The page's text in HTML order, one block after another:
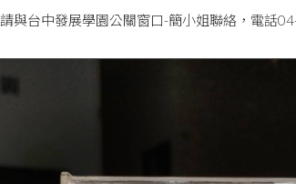
請與台中發展學園公關窗口-簡小姐聯絡，電話